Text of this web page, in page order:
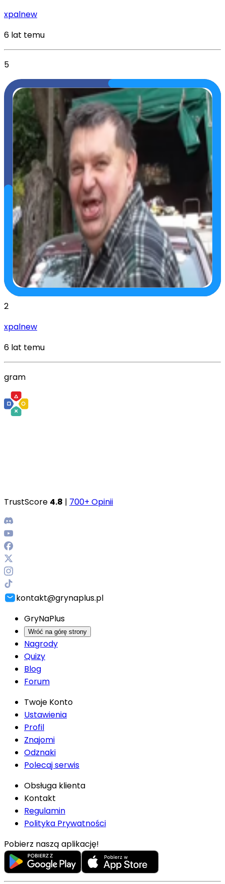
xpalnew
6 lat temu
5
2
xpalnew
6 lat temu
gram
TrustScore 4.8 | 700+ Opinii
kontakt@grynaplus.pl
GryNaPlus
Wróć na górę strony
Nagrody
Quizy
Blog
Forum
Twoje Konto
Ustawienia
Profil
Znajomi
Odznaki
Polecaj serwis
Obsługa klienta
Kontakt
Regulamin
Polityka Prywatności
Pobierz naszą aplikację!